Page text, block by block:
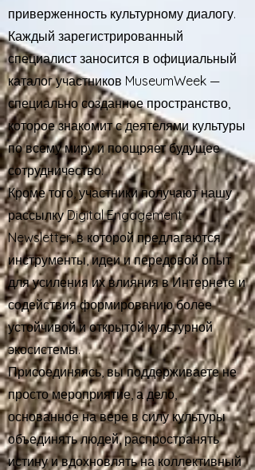
приверженность культурному диалогу.
Каждый зарегистрированный
специалист заносится в официальный
каталог участников MuseumWeek —
специально созданное пространство,
которое знакомит с деятелями культуры
по всему миру и поощряет будущее
сотрудничество.
Кроме того, участники получают нашу
рассылку Digital Engagement
Newsletter, в которой предлагаются
инструменты, идеи и передовой опыт
для усиления их влияния в Интернете и
содействия формированию более
устойчивой и открытой культурной
экосистемы.
Присоединяясь, вы поддерживаете не
просто мероприятие, а дело,
основанное на вере в силу культуры
объединять людей, распространять
истину и вдохновлять на коллективный